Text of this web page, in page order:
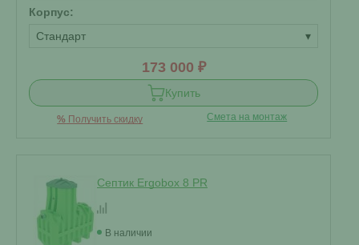
Корпус:
Стандарт
▾
173 000 ₽
Купить
% Получить скидку Смета на монтаж
Септик Ergobox 8 PR
В наличии